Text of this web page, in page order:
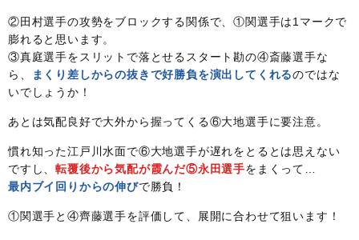
②田村選手の攻勢をブロックする関係で、①関選手は1マークで
膨れると思います。
③真庭選手をスリットで落とせるスタート勘の④斎藤選手な
ら、
まくり差しからの抜きで好勝負を演出してくれるのではな
いでしょうか！
あとは気配良好で大外から握ってくる⑥大地選手に要注意。
慣れ知った江戸川水面で⑥大地選手が遅れをとるとは思えない
ですし、転覆後から気配が霞んだ⑤永田選手をまくって…
最内ブイ回りからの伸びで勝負！
①関選手と④齊藤選手を評価して、展開に合わせて狙います！